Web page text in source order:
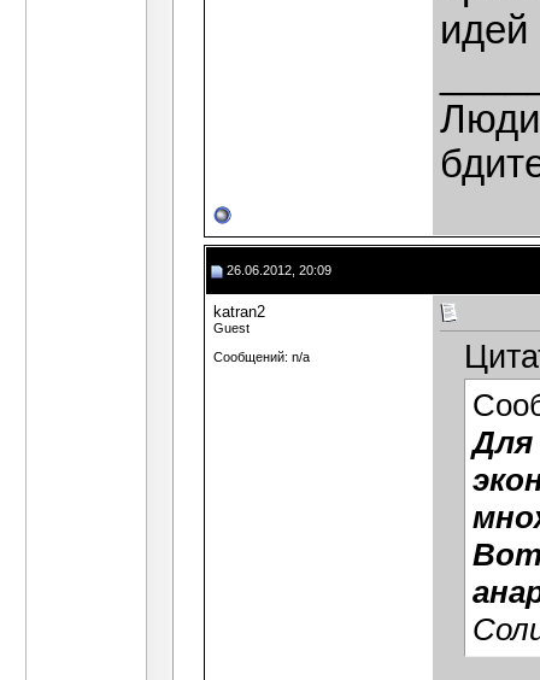
идей
26.06.2012, 20:09
katran2
Guest
Сообщений: n/a
Для
Вот